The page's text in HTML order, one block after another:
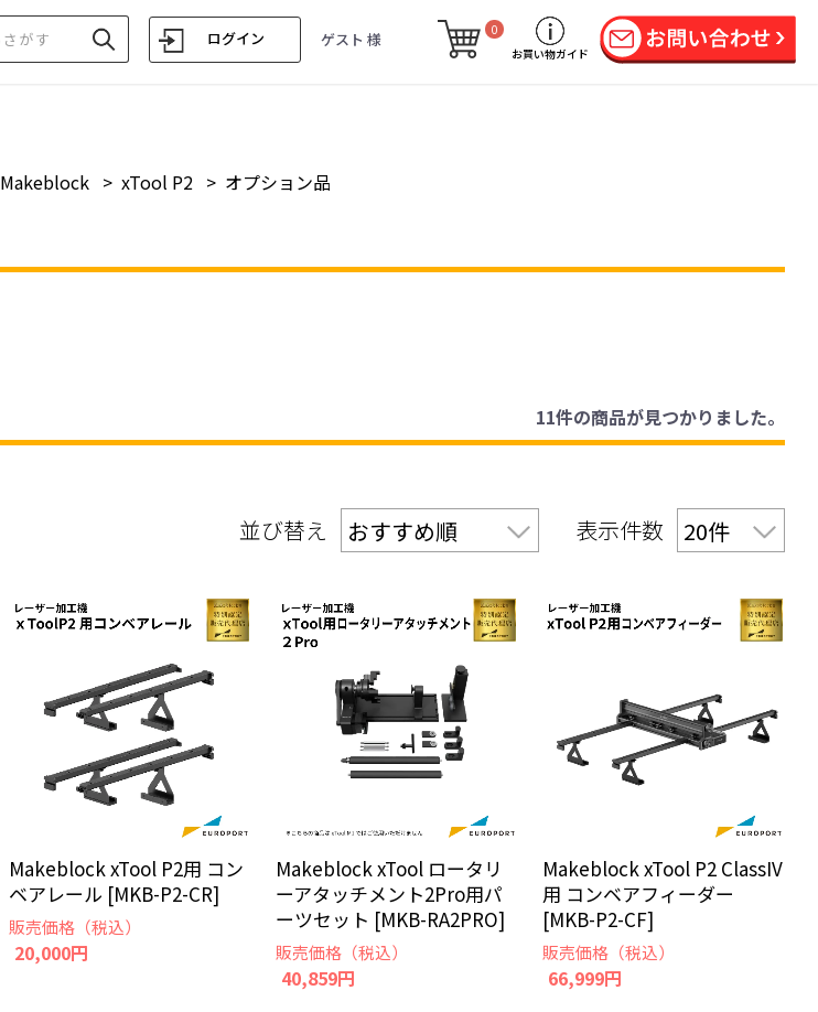
ログイン ゲスト 様
0
お買い物ガイド
Makeblock > xTool P2 > オプション品
11件の商品が見つかりました。
並び替え 表示件数
Makeblock xTool P2用 コン
ベアレール [MKB-P2-CR]
販売価格（税込）
20,000円
Makeblock xTool ロータリ
ーアタッチメント2Pro用パ
ーツセット [MKB-RA2PRO]
販売価格（税込）
40,859円
Makeblock xTool P2 ClassIV
用 コンベアフィーダー
[MKB-P2-CF]
販売価格（税込）
66,999円